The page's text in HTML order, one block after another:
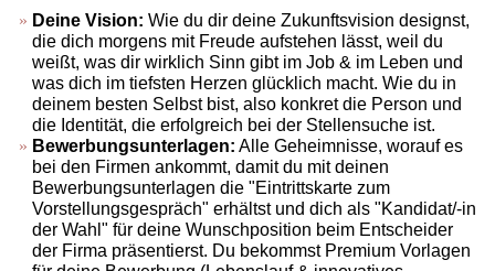
Deine Vision: Wie du dir deine Zukunftsvision designst,
die dich morgens mit Freude aufstehen lässt, weil du
weißt, was dir wirklich Sinn gibt im Job & im Leben und
was dich im tiefsten Herzen glücklich macht. Wie du in
deinem besten Selbst bist, also konkret die Person und
die Identität, die erfolgreich bei der Stellensuche ist.
Bewerbungsunterlagen: Alle Geheimnisse, worauf es
bei den Firmen ankommt, damit du mit deinen
Bewerbungsunterlagen die "Eintrittskarte zum
Vorstellungsgespräch" erhältst und dich als "Kandidat/-in
der Wahl" für deine Wunschposition beim Entscheider
der Firma präsentierst. Du bekommst Premium Vorlagen